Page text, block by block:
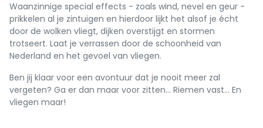
Waanzinnige special effects - zoals wind, nevel en geur -
prikkelen al je zintuigen en hierdoor lijkt het alsof je écht
door de wolken vliegt, dijken overstijgt en stormen
trotseert. Laat je verrassen door de schoonheid van
Nederland en het gevoel van vliegen.
Ben jij klaar voor een avontuur dat je nooit meer zal
vergeten? Ga er dan maar voor zitten… Riemen vast… En
vliegen maar!